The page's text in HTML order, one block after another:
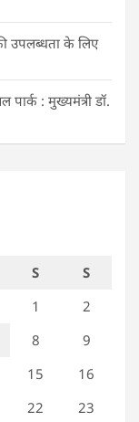
उपलब्धता के लिए
: मुख्यमंत्री डॉ.
S
S
1
2
8
9
15
16
22 23